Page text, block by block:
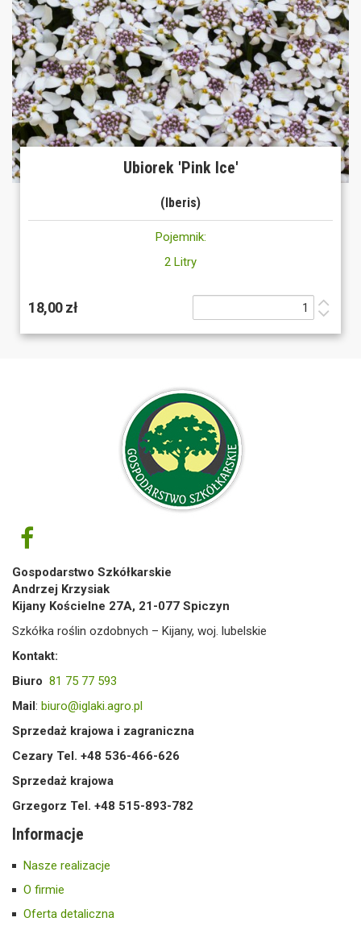
Ubiorek 'Pink Ice'
(Iberis)
Pojemnik:
2 Litry
18,00 zł
Gospodarstwo Szkółkarskie
Andrzej Krzysiak
Kijany Kościelne 27A, 21-077 Spiczyn
Szkółka roślin ozdobnych – Kijany, woj. lubelskie
Kontakt:
Biuro 81 75 77 593
Mail : biuro@iglaki.agro.pl
Sprzedaż krajowa i zagraniczna
Cezary Tel. +48 536-466-626
Sprzedaż krajowa
Grzegorz Tel. +48 515-893-782
Informacje
Nasze realizacje
O firmie
Oferta detaliczna